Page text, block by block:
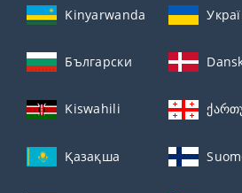
Kinyarwanda
Български
Kiswahili
Қазақша